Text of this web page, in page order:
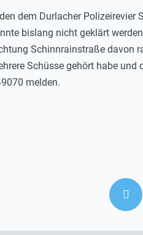
dem Durlacher Polizeirevier
bislang nicht geklärt
Schinnrainstraße davon
Schüsse gehört habe
melden.